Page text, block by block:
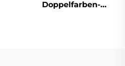
Doppelfarben-